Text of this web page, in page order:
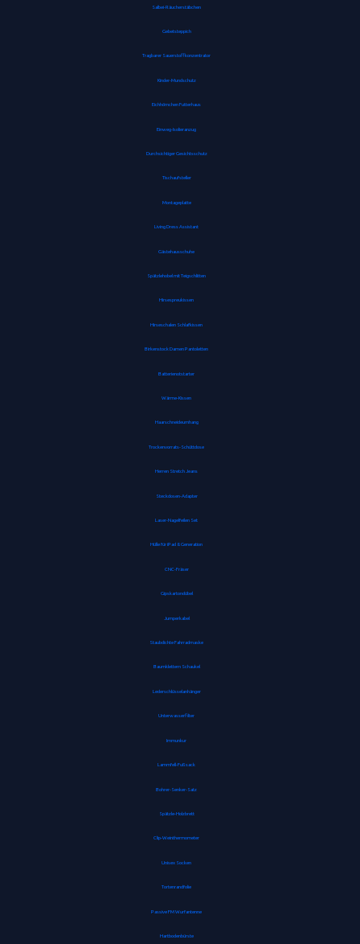
Salbei-Räucherstäbchen
Gebetsteppich
Tragbarer Sauerstoffkonzentrator
Kinder-Mundschutz
Eichhörnchen Futterhaus
Einweg-Isolieranzug
Durchsichtiger Gesichtsschutz
Tischaufsteller
Montageplatte
Living Dress Assistant
Gästehausschuhe
Spätzlehobel mit Teigschlitten
Hirsespreukissen
Hirseschalen Schlafkissen
Birkenstock Damen Pantoletten
Batterienotstarter
Wärme-Kissen
Haarschneideumhang
Trockenvorrats-Schüttdose
Herren Stretch Jeans
Steckdosen-Adapter
Laser-Nagelfeilen Set
Hülle für iPad 8. Generation
CNC-Fräser
Gipskartondübel
Jumperkabel
Staubdichte Fahrradmaske
Baumklettern Schaukel
Lederschlüsselanhänger
Unterwasserfilter
Immunkur
Lammfell-Fußsack
Bohrer-Senker-Satz
Spätzle-Holzbrett
Clip-Weinthermometer
Unisex Socken
Tortenrandfolie
Passive FM Wurfantenne
Hartbodenbürste